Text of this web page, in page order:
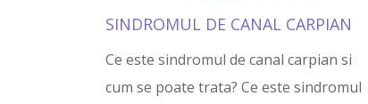
SINDROMUL DE CANAL CARPIAN
Ce este sindromul de canal carpian si
cum se poate trata? Ce este sindromul